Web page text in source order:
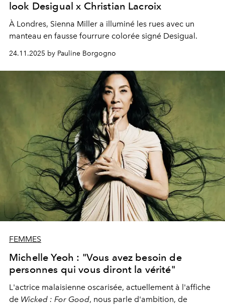
look Desigual x Christian Lacroix
À Londres, Sienna Miller a illuminé les rues avec un
manteau en fausse fourrure colorée signé Desigual.
24.11.2025 by Pauline Borgogno
FEMMES
Michelle Yeoh : "Vous avez besoin de
personnes qui vous diront la vérité"
L'actrice malaisienne oscarisée, actuellement à l'affiche
de Wicked : For Good, nous parle d'ambition, de